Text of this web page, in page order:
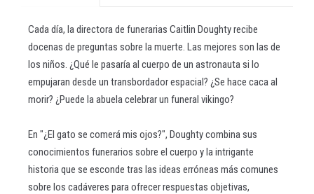
Cada día, la directora de funerarias Caitlin Doughty recibe
docenas de preguntas sobre la muerte. Las mejores son las de
los niños. ¿Qué le pasaría al cuerpo de un astronauta si lo
empujaran desde un transbordador espacial? ¿Se hace caca al
morir? ¿Puede la abuela celebrar un funeral vikingo?
En "¿El gato se comerá mis ojos?", Doughty combina sus
conocimientos funerarios sobre el cuerpo y la intrigante
historia que se esconde tras las ideas erróneas más comunes
sobre los cadáveres para ofrecer respuestas objetivas,